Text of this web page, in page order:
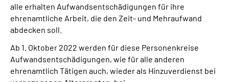
alle erhalten Aufwandsentschädigungen für ihre
ehrenamtliche Arbeit, die den Zeit- und Mehraufwand
abdecken soll.
Ab 1. Oktober 2022 werden für diese Personenkreise
Aufwandsentschädigungen, wie für alle anderen
ehrenamtlich Tätigen auch, wieder als Hinzuverdienst bei